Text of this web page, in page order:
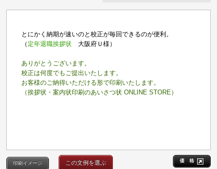
とにかく納期が速いのと校正が毎回できるのが便利。
（ 定年退職挨拶状 大阪府Ｕ様）
ありがとうございます。
校正は何度でもご提出いたします。
お客様のご納得いただける形で印刷いたします。
（挨拶状・案内状印刷のあいさつ状 ONLINE STORE）
価 格
印刷イメージ この文例を選ぶ